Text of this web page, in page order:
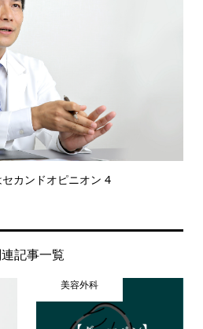
カンドオピニオン 4
記事一覧
美容外科